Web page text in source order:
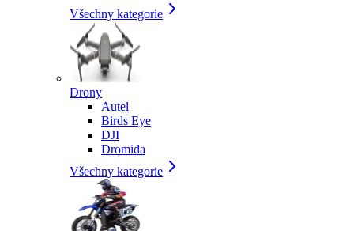
Všechny kategorie
Drony
Autel
Birds Eye
DJI
Dromida
Všechny kategorie